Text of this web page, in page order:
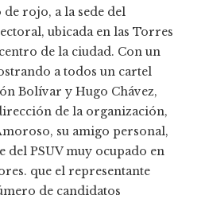
rojo, a la sede del
ubicada en las Torres
de la ciudad. Con un
a todos un cartel
Bolívar y Hugo Chávez,
de la organización,
su amigo personal,
del PSUV muy ocupado en
que el representante
de candidatos